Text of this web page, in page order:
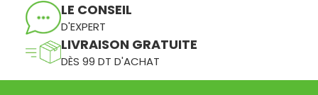
LE CONSEIL
D'EXPERT
LIVRAISON GRATUITE
DÈS 99 DT D'ACHAT